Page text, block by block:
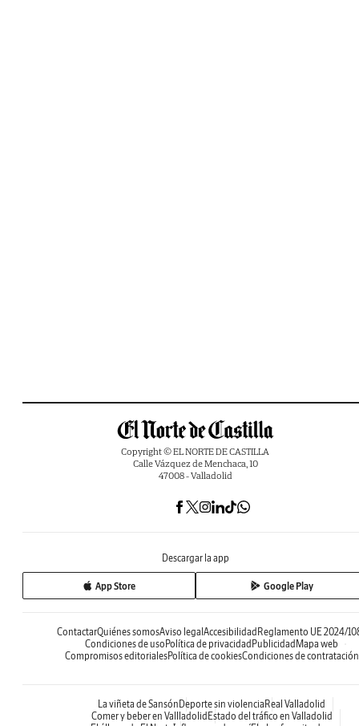
Copyright © EL NORTE DE CASTILLA
Calle Vázquez de Menchaca, 10
47008 - Valladolid
Descargar la app
App Store Google Play
ContactarQuiénes somosAviso legal Accesibilidad Reglamento UE 2024/
Condiciones de uso Política de privacidad Publicidad Mapa web
Compromisos editorialesPolítica de cookiesCondiciones de contratación
La viñeta de Sansón Deporte sin violencia Real Valladolid
Comer y beber en Vallladolid Estado del tráfico en Valladolid